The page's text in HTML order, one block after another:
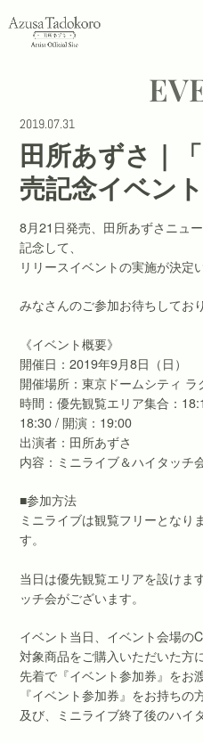
2019.07.31
田所あずさ｜
売記念イベン
8月21日発売、田所あずさニュ
記念して、
リリースイベントの実施が決定
みなさんのご参加お待ちしてお
《イベント概要》
開催日：2019年9月8日（日）
開催場所：東京ドームシティ
時間：優先観覧エリア集合：
18:30 / 開演：19:00
出演者：田所あずさ
内容：ミニライブ＆ハイタッチ
■参加方法
ミニライブは観覧フリーとなり
す。
当日は優先観覧エリアを設けま
ッチ会がございます。
イベント当日、イベント会場の
対象商品をご購入いただいた方
先着で『イベント参加券』をお
『イベント参加券』をお持ち
及び、ミニライブ終了後のハイ